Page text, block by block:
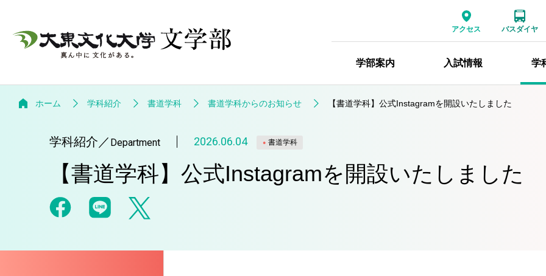
アクセス バスダイヤ
学部案内 入試情報 学
ホーム 学科紹介 書道学科 書道学科からのお知らせ 【書道学科】公式Instagramを開設いたしました
学科紹介 ／ Department 2026.06.04 書道学科
【書道学科】公式Instagramを開設いたしました